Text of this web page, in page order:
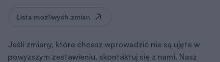
Lista możliwych zmian
Jeśli zmiany, które chcesz wprowadzić nie są ujęte w
powyższym zestawieniu, skontaktuj się z nami. Nasz